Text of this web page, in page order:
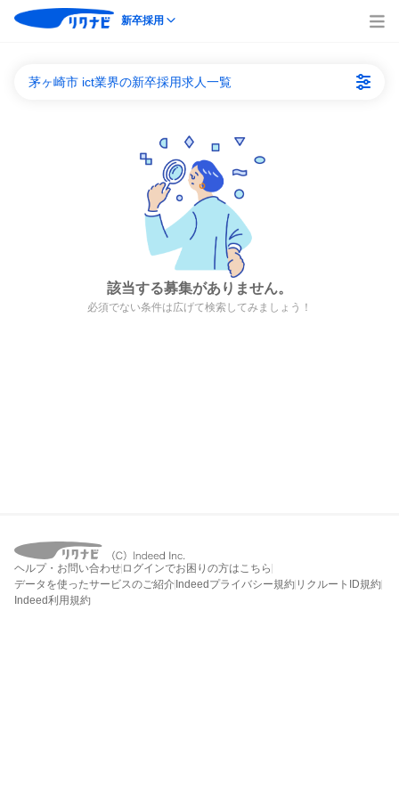
新卒採用
茅ヶ崎市 ict業界の新卒採用求人一覧
該当する募集がありません。
必須でない条件は広げて検索してみましょう！
ヘルプ・お問い合わせ ログインでお困りの方はこちら
データを使ったサービスのご紹介 Indeedプライバシー規約 リクルートID規約
Indeed利用規約